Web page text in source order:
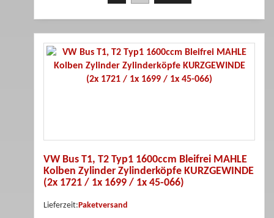
VW Bus T1, T2 Typ1 1600ccm Bleifrei MAHLE
Kolben Zylinder Zylinderköpfe KURZGEWINDE
(2x 1721 / 1x 1699 / 1x 45-066)
Lieferzeit: Paketversand